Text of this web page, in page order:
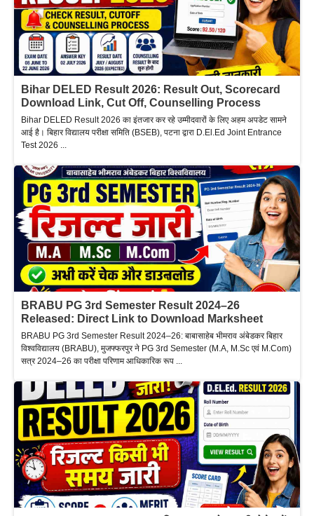
Bihar DELED Result 2026: Result Out, Scorecard
Download Link, Cut Off, Counselling Process
Bihar DELED Result 2026 का इंतजार कर रहे उम्मीदवारों के लिए अहम अपडेट सामने
आई है। बिहार विद्यालय परीक्षा समिति (BSEB), पटना द्वारा D.El.Ed Joint Entrance
Test 2026 ...
BRABU PG 3rd Semester Result 2024–26
Released: Direct Link to Download Marksheet
BRABU PG 3rd Semester Result 2024–26: बाबासाहेब भीमराव अंबेडकर बिहार
विश्वविद्यालय (BRABU), मुजफ्फरपुर ने PG 3rd Semester (M.A, M.Sc एवं M.Com)
सत्र 2024–26 का परीक्षा परिणाम आधिकारिक रूप ...